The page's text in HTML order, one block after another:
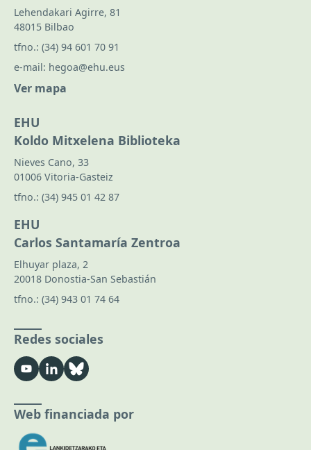
Lehendakari Agirre, 81
48015 Bilbao
tfno.: (34) 94 601 70 91
e-mail: hegoa@ehu.eus
Ver mapa
EHU
Koldo Mitxelena Biblioteka
Nieves Cano, 33
01006 Vitoria-Gasteiz
tfno.: (34) 945 01 42 87
EHU
Carlos Santamaría Zentroa
Elhuyar plaza, 2
20018 Donostia-San Sebastián
tfno.: (34) 943 01 74 64
Redes sociales
Web financiada por